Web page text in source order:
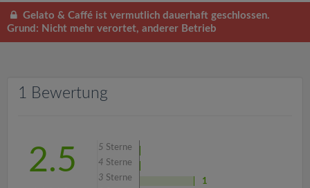
Gelato & Caffé ist vermutlich dauerhaft geschlossen.
Grund: Nicht mehr verortet, anderer Betrieb
1 Bewertung
2.5 5 Sterne
4 Sterne
3 Sterne
1
a